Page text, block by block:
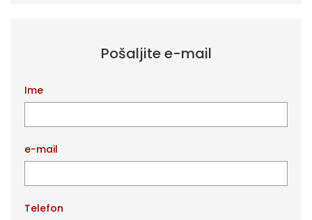
Pošaljite e-mail
Ime
e-mail
Telefon